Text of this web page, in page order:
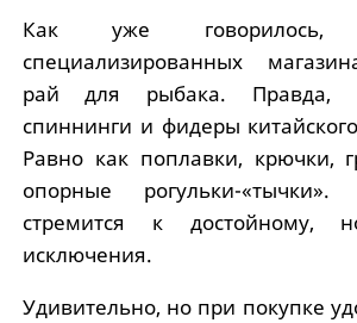
Как уже
специализированных
рай для рыбака. Правда,
спиннинги и фидеры
Равно как поплавки, крючки,
опорные рогульки-
стремится к
исключения.
Удивительно, но при покупке